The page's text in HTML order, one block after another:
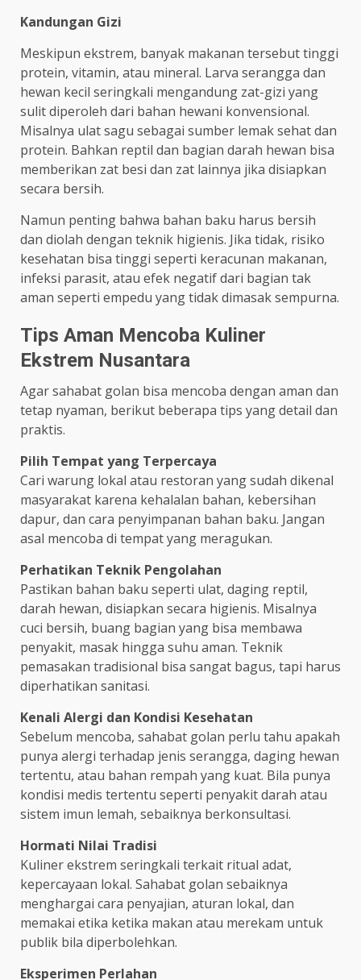
Kandungan Gizi
Meskipun ekstrem, banyak makanan tersebut tinggi
protein, vitamin, atau mineral. Larva serangga dan
hewan kecil seringkali mengandung zat-gizi yang
sulit diperoleh dari bahan hewani konvensional.
Misalnya ulat sagu sebagai sumber lemak sehat dan
protein. Bahkan reptil dan bagian darah hewan bisa
memberikan zat besi dan zat lainnya jika disiapkan
secara bersih.
Namun penting bahwa bahan baku harus bersih
dan diolah dengan teknik higienis. Jika tidak, risiko
kesehatan bisa tinggi seperti keracunan makanan,
infeksi parasit, atau efek negatif dari bagian tak
aman seperti empedu yang tidak dimasak sempurna.
Tips Aman Mencoba Kuliner
Ekstrem Nusantara
Agar sahabat golan bisa mencoba dengan aman dan
tetap nyaman, berikut beberapa tips yang detail dan
praktis.
Pilih Tempat yang Terpercaya
Cari warung lokal atau restoran yang sudah dikenal
masyarakat karena kehalalan bahan, kebersihan
dapur, dan cara penyimpanan bahan baku. Jangan
asal mencoba di tempat yang meragukan.
Perhatikan Teknik Pengolahan
Pastikan bahan baku seperti ulat, daging reptil,
darah hewan, disiapkan secara higienis. Misalnya
cuci bersih, buang bagian yang bisa membawa
penyakit, masak hingga suhu aman. Teknik
pemasakan tradisional bisa sangat bagus, tapi harus
diperhatikan sanitasi.
Kenali Alergi dan Kondisi Kesehatan
Sebelum mencoba, sahabat golan perlu tahu apakah
punya alergi terhadap jenis serangga, daging hewan
tertentu, atau bahan rempah yang kuat. Bila punya
kondisi medis tertentu seperti penyakit darah atau
sistem imun lemah, sebaiknya berkonsultasi.
Hormati Nilai Tradisi
Kuliner ekstrem seringkali terkait ritual adat,
kepercayaan lokal. Sahabat golan sebaiknya
menghargai cara penyajian, aturan lokal, dan
memakai etika ketika makan atau merekam untuk
publik bila diperbolehkan.
Eksperimen Perlahan